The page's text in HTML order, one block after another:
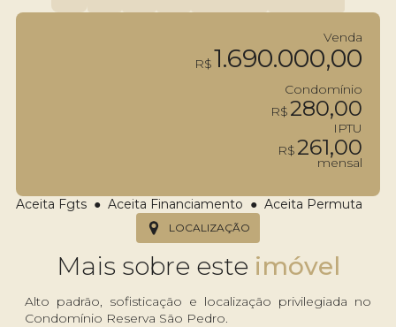
Venda
R$1.690.000,00
Condomínio
R$280,00
IPTU
R$261,00
mensal
Aceita Fgts ● Aceita Financiamento ● Aceita Permuta
LOCALIZAÇÃO
Mais sobre este
Alto padrão, sofisticação e localização privilegiada no
Condomínio Reserva São Pedro.